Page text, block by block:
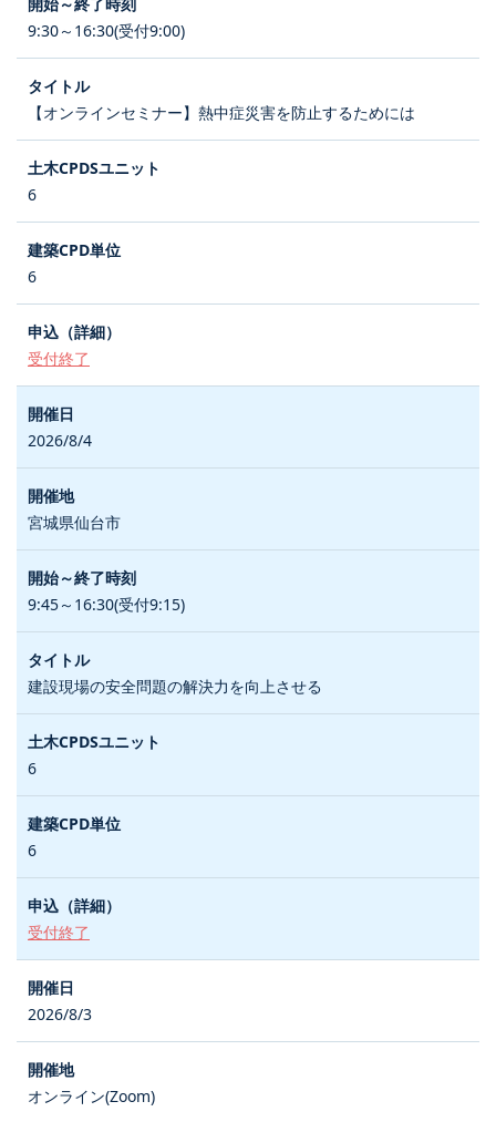
9:30～16:30(受付9:00)
【オンラインセミナー】熱中症災害を防止するためには
6
6
受付終了
2026/8/4
宮城県仙台市
9:45～16:30(受付9:15)
建設現場の安全問題の解決力を向上させる
6
6
受付終了
2026/8/3
オンライン(Zoom)